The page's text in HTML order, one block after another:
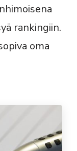
rankingiin.
oma